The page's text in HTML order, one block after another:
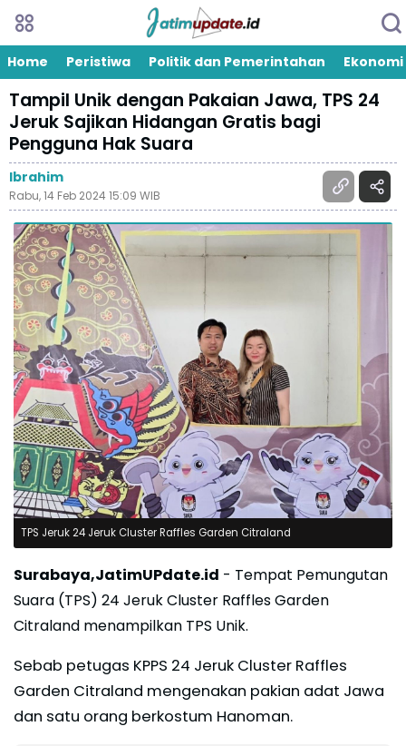
Home Peristiwa Politik dan Pemerintahan Ekonomi
Tampil Unik dengan Pakaian Jawa, TPS 24
Jeruk Sajikan Hidangan Gratis bagi
Pengguna Hak Suara
Ibrahim
Rabu, 14 Feb 2024 15:09 WIB
TPS Jeruk 24 Jeruk Cluster Raffles Garden Citraland
Surabaya,JatimUPdate.id - Tempat Pemungutan
Suara (TPS) 24 Jeruk Cluster Raffles Garden
Citraland menampilkan TPS Unik.
Sebab petugas KPPS 24 Jeruk Cluster Raffles
Garden Citraland mengenakan pakian adat Jawa
dan satu orang berkostum Hanoman.